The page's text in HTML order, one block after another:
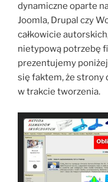
dynamiczne oparte
Joomla, Drupal czy
całkowicie
nietypową potrzebę
prezentujemy
się faktem, że strony
w trakcie tworzenia.